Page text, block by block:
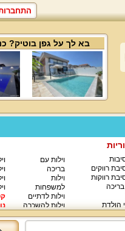
בא לך על גפן בוטיק?
רווקים
רווקות
בריכה
הולדת
וילות עם
בריכה
וילות
למשפחות
וילות לדתיים
וילות להשכרה
וילות יוקרתיות